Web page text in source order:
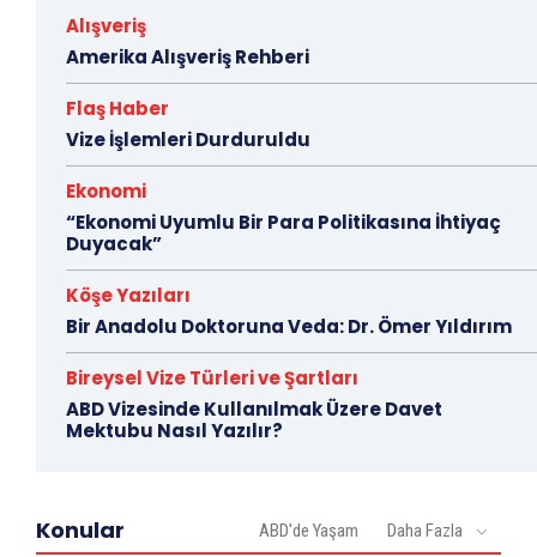
Alışveriş
Amerika Alışveriş Rehberi
Flaş Haber
Vize İşlemleri Durduruldu
Ekonomi
“Ekonomi Uyumlu Bir Para Politikasına İhtiyaç
Duyacak”
Köşe Yazıları
Bir Anadolu Doktoruna Veda: Dr. Ömer Yıldırım
Bireysel Vize Türleri ve Şartları
ABD Vizesinde Kullanılmak Üzere Davet
Mektubu Nasıl Yazılır?
Konular ABD'de Yaşam Daha Fazla